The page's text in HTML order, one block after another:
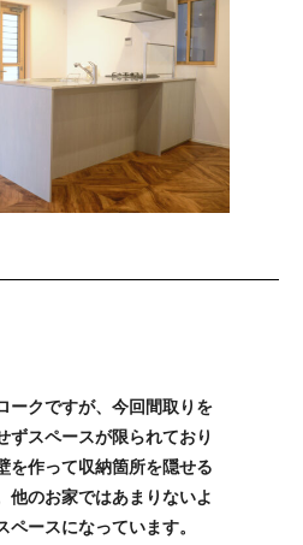
ークですが、今回間取りを
ずスペースが限られており
を作って収納箇所を隠せる
他のお家ではあまりないよ
ペースになっています。